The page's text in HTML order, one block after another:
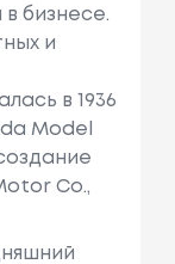
бизнесе.
и
в 1936
Model
Co.,